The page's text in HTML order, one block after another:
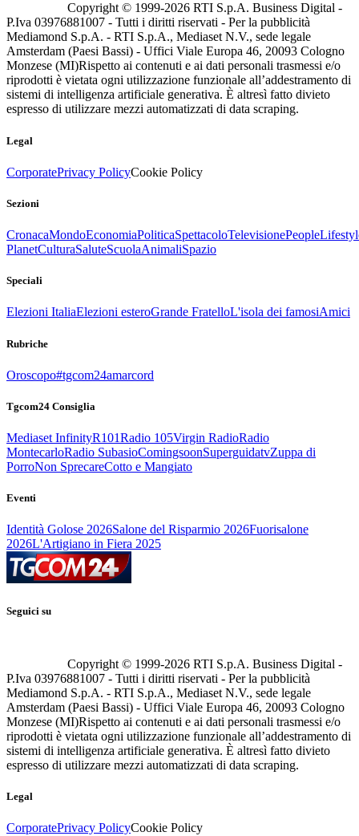
Copyright © 1999-2026 RTI S.p.A. Business Digital -
P.Iva 03976881007 - Tutti i diritti riservati - Per la pubblicità
Mediamond S.p.A. - RTI S.p.A., Mediaset N.V., sede legale
Amsterdam (Paesi Bassi) - Uffici Viale Europa 46, 20093 Cologno
Monzese (MI)Rispetto ai contenuti e ai dati personali trasmessi e/o
riprodotti è vietata ogni utilizzazione funzionale all’addestramento di
sistemi di intelligenza artificiale generativa. È altresì fatto divieto
espresso di utilizzare mezzi automatizzati di data scraping.
Legal
CorporatePrivacy PolicyCookie Policy
Sezioni
CronacaMondoEconomiaPoliticaSpettacoloTelevisionePeople
PlanetCulturaSaluteScuolaAnimaliSpazio
Speciali
Elezioni ItaliaElezioni esteroGrande FratelloL'isola dei famosiAmici
Rubriche
Oroscopo#tgcom24amarcord
Tgcom24 Consiglia
Mediaset InfinityR101Radio 105Virgin RadioRadio
MontecarloRadio SubasioComingsoonSuperguidatvZuppa di
PorroNon SprecareCotto e Mangiato
Eventi
Identità Golose 2026Salone del Risparmio 2026Fuorisalone
2026L'Artigiano in Fiera 2025
Seguici su
Copyright © 1999-2026 RTI S.p.A. Business Digital -
P.Iva 03976881007 - Tutti i diritti riservati - Per la pubblicità
Mediamond S.p.A. - RTI S.p.A., Mediaset N.V., sede legale
Amsterdam (Paesi Bassi) - Uffici Viale Europa 46, 20093 Cologno
Monzese (MI)Rispetto ai contenuti e ai dati personali trasmessi e/o
riprodotti è vietata ogni utilizzazione funzionale all’addestramento di
sistemi di intelligenza artificiale generativa. È altresì fatto divieto
espresso di utilizzare mezzi automatizzati di data scraping.
Legal
CorporatePrivacy PolicyCookie Policy